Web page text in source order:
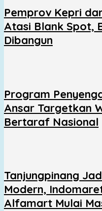
Pemprov Kepri
Atasi Blank Spot,
Dibangun
Program
Ansar Targetkan
Bertaraf Nasional
Tanjungpinang
Modern,
Alfamart Mulai